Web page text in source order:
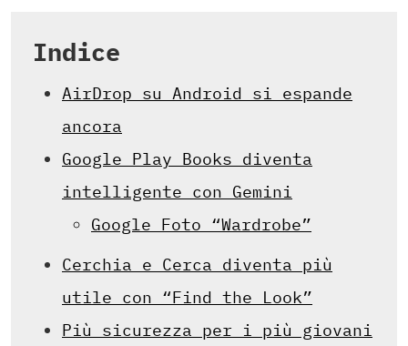
Indice
AirDrop su Android si espande
ancora
Google Play Books diventa
intelligente con Gemini
Google Foto “Wardrobe”
Cerchia e Cerca diventa più
utile con “Find the Look”
Più sicurezza per i più giovani